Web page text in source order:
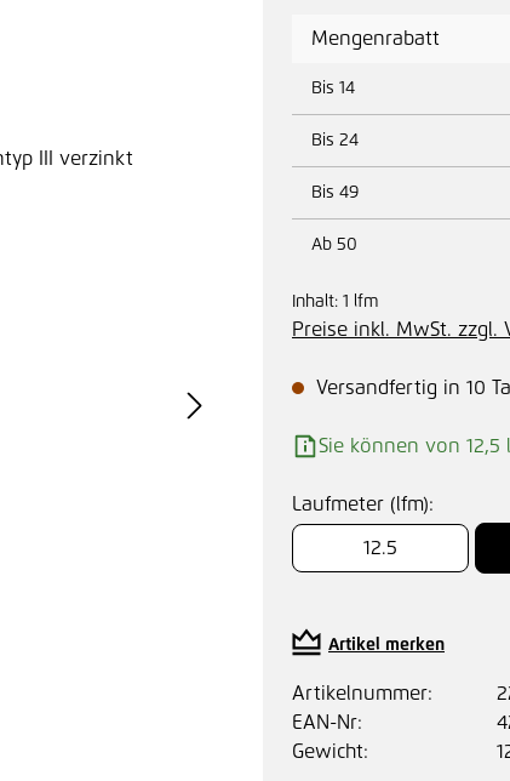
Mengenrabatt
Bis 14
Bis 24
Bis 49
Ab 50
Inhalt: 1 lfm
Preise inkl. MwSt. zzgl.
Versandfertig in 10
Sie können von 12,5
Laufmeter (lfm):
Artikel merken
Artikelnummer:
EAN-Nr:
Gewicht: